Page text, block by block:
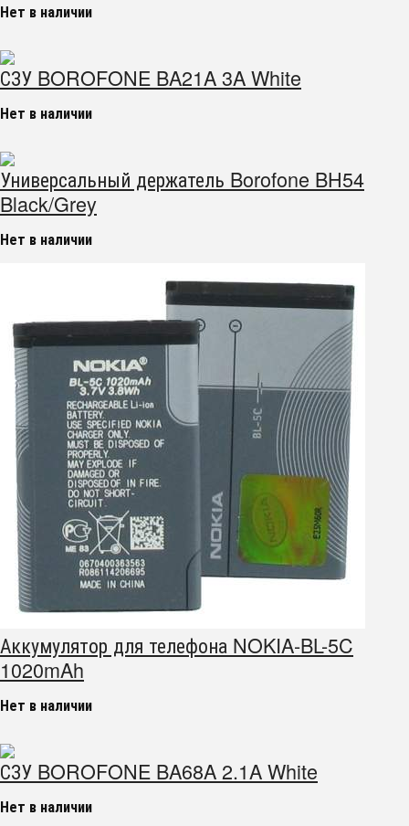
Нет в наличии
СЗУ BOROFONE BA21A 3A White
Нет в наличии
Универсальный держатель Borofone BH54
Black/Grey
Нет в наличии
Аккумулятор для телефона NOKIA-BL-5C
1020mAh
Нет в наличии
СЗУ BOROFONE BA68A 2.1A White
Нет в наличии